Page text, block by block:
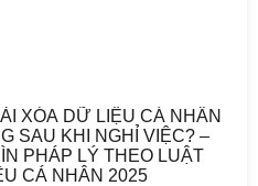
XÓA DỮ LIỆU CÁ NHÂN
SAU KHI NGHỈ VIỆC? –
PHÁP LÝ THEO LUẬT
CÁ NHÂN 2025